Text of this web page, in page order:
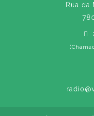
Rua da